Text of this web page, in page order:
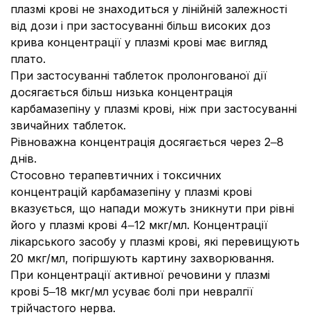
плазмі крові не знаходиться у лінійній залежності
від дози і при застосуванні більш високих доз
крива концентрації у плазмі крові має вигляд
плато.
При застосуванні таблеток пролонгованої дії
досягається більш низька концентрація
карбамазепіну у плазмі крові, ніж при застосуванні
звичайних таблеток.
Рівноважна концентрація досягається через 2‒8
днів.
Стосовно терапевтичних і токсичних
концентрацій карбамазепіну у плазмі крові
вказується, що напади можуть зникнути при рівні
його у плазмі крові 4‒12 мкг/мл. Концентрації
лікарського засобу у плазмі крові, які перевищують
20 мкг/мл, погіршують картину захворювання.
При концентрації активної речовини у плазмі
крові 5‒18 мкг/мл усуває болі при невралгії
трійчастого нерва.